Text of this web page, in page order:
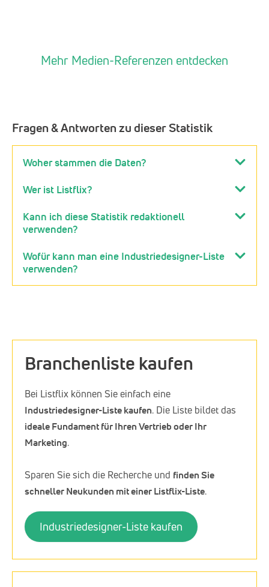
Mehr Medien-Referenzen entdecken
Fragen & Antworten zu dieser Statistik
Woher stammen die Daten?
Wer ist Listflix?
Kann ich diese Statistik redaktionell
verwenden?
Wofür kann man eine Industriedesigner-Liste
verwenden?
Branchenliste kaufen
Bei Listflix können Sie einfach eine
Industriedesigner-Liste kaufen. Die Liste bildet das
ideale Fundament für Ihren Vertrieb oder Ihr
Marketing.
Sparen Sie sich die Recherche und finden Sie
schneller Neukunden mit einer Listflix-Liste.
Industriedesigner-Liste kaufen